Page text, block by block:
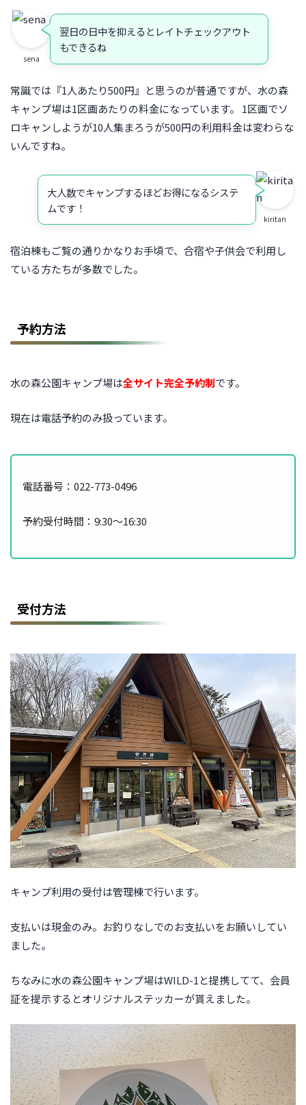
sena
翌日の日中を抑えるとレイトチェックアウト
もできるね
常識では『1人あたり500円』と思うのが普通ですが、水の森
キャンプ場は1区画あたりの料金になっています。 1区画でソ
ロキャンしようが10人集まろうが500円の利用料金は変わらな
いんですね。
kiritan
大人数でキャンプするほどお得になるシステ
ムです！
宿泊棟もご覧の通りかなりお手頃で、合宿や子供会で利用し
ている方たちが多数でした。
予約方法
水の森公園キャンプ場は全サイト完全予約制です。
現在は電話予約のみ扱っています。
電話番号：022-773-0496
予約受付時間：9:30～16:30
受付方法
キャンプ利用の受付は管理棟で行います。
支払いは現金のみ。お釣りなしでのお支払いをお願いしてい
ました。
ちなみに水の森公園キャンプ場はWILD-1と提携してて、会員
証を提示するとオリジナルステッカーが貰えました。